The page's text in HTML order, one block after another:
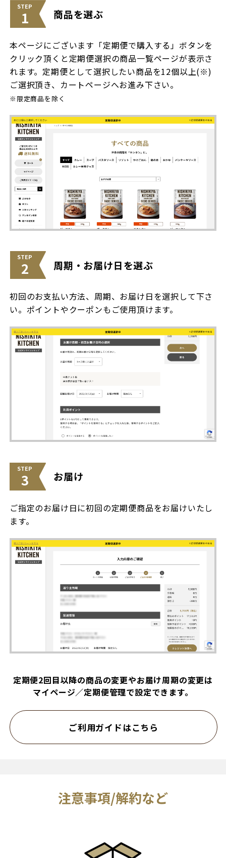
STEP
1 商品を選ぶ
本ページにございます「定期便で購入する」ボタンを
クリック頂くと定期便選択の商品一覧ページが表示さ
れます。定期便として選択したい商品を12個以上(※)
ご選択頂き、カートページへお進み下さい。
※限定商品を除く
STEP
2 周期・お届け日を選ぶ
初回のお支払い方法、周期、お届け日を選択して下さ
い。ポイントやクーポンもご使用頂けます。
STEP
3 お届け
ご指定のお届け日に初回の定期便商品をお届けいたし
ます。
定期便2回目以降の商品の変更やお届け周期の変更は
マイページ／定期便管理で設定できます。
ご利用ガイドはこちら
注意事項/解約など